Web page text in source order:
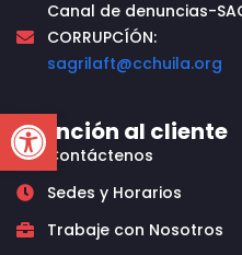
Open toolbar
Canal de denuncias-
CORRUPCÍÓN:
sagrilaft@cchuila.org
Atención al cliente
Contáctenos
Sedes y Horarios
Trabaje con Nosotros